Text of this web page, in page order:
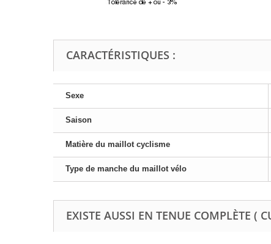
CARACTÉRISTIQUES :
Sexe
Saison
Matière du maillot cyclisme
Type de manche du maillot vélo
EXISTE AUSSI EN TENUE COMPLÈTE (